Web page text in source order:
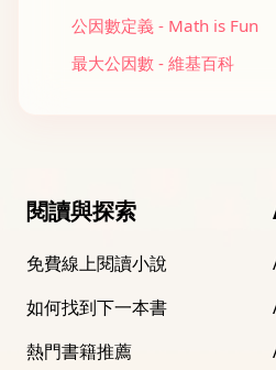
公因數定義 - Math is Fun
最大公因數 - 維基百科
閱讀與探索
免費線上閱讀小說
如何找到下一本書
熱門書籍推薦